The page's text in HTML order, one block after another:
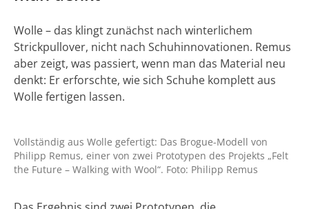
Wolle – das klingt zunächst nach winterlichem
Strickpullover, nicht nach Schuhinnovationen. Remus
aber zeigt, was passiert, wenn man das Material neu
denkt: Er erforschte, wie sich Schuhe komplett aus
Wolle fertigen lassen.
Vollständig aus Wolle gefertigt: Das Brogue-Modell von
Philipp Remus, einer von zwei Prototypen des Projekts „Felt
the Future – Walking with Wool“. Foto: Philipp Remus